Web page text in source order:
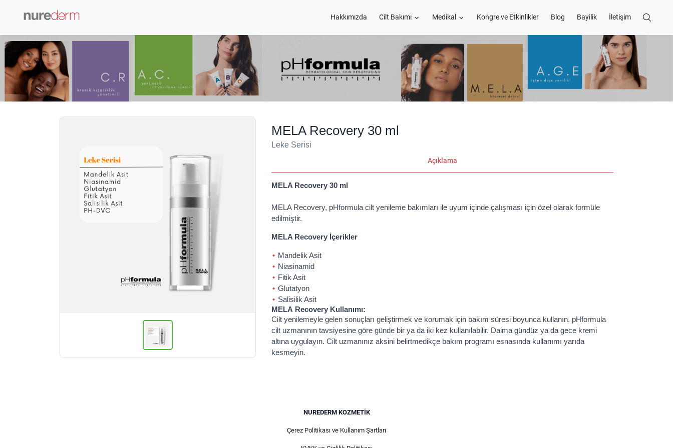
Hakkımızda Cilt Bakımı Medikal Kongre ve Etkinlikler Blog Bayilik İletişim
MELA Recovery 30 ml
Leke Serisi
Açıklama
MELA Recovery 30 ml
MELA Recovery, pHformula cilt yenileme bakımları ile uyum içinde çalışması için özel olarak formüle
edilmiştir.
MELA Recovery İçerikler
Mandelik Asit
Niasinamid
Fitik Asit
Glutatyon
Salisilik Asit
MELA Recovery Kullanımı:
Cilt yenilemeyle gelen sonuçları geliştirmek ve korumak için bakım süresi boyunca kullanın. pHformula
cilt uzmanının tavsiyesine göre günde bir ya da iki kez kullanılabilir. Daima gündüz ya da gece kremi
altına uygulayın. Cilt uzmanınız aksini belirtmedikçe bakım programı esnasında kullanımı yarıda
kesmeyin.
NUREDERM KOZMETIK
Çerez Politikası ve Kullanım Şartları